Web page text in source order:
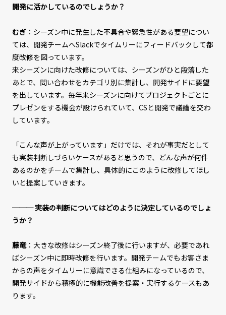
開発に活かしているのでしょうか？
むぎ：シーズン中に発生した不具合や緊急性がある要望につい
ては、開発チームへSlackでタイムリーにフィードバックして都
度改修を図っています。
来シーズンに向けた改修については、シーズンがひと段落した
あとで、問い合わせをカテゴリ別に集計し、開発サイドに要望
を出しています。毎年来シーズンに向けてプロジェクトごとに
プレゼンをする機会が設けられていて、CSと開発で議論を交わ
しています。
「こんな声が上がっています」だけでは、それが事実だとして
も実装判断しづらいケースがあると思うので、どんな声が何件
あるのかをチームで集計し、具体的にこのように改修してほし
いと提案していきます。
─── 実装の判断についてはどのように決定しているのでしょ
うか？
藤竜：大きな改修はシーズン終了後に行いますが、必要であれ
ばシーズン中に即時改修を行います。開発チームでもお客さま
からの声をタイムリーに意識できる仕組みになっているので、
開発サイドから積極的に機能改善を提案・実行するケースもあ
ります。